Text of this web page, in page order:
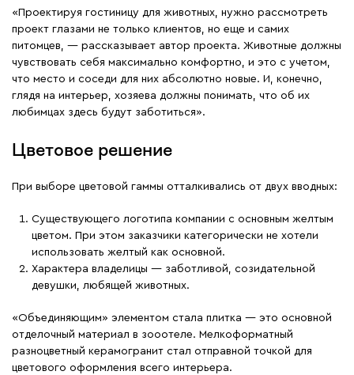
«Проектируя гостиницу для животных, нужно рассмотреть
проект глазами не только клиентов, но еще и самих
питомцев, — рассказывает автор проекта. Животные должны
чувствовать себя максимально комфортно, и это с учетом,
что место и соседи для них абсолютно новые. И, конечно,
глядя на интерьер, хозяева должны понимать, что об их
любимцах здесь будут заботиться».
Цветовое решение
При выборе цветовой гаммы отталкивались от двух вводных:
Существующего логотипа компании с основным желтым
цветом. При этом заказчики категорически не хотели
использовать желтый как основной.
Характера владелицы — заботливой, созидательной
девушки, любящей животных.
«Объединяющим» элементом стала плитка — это основной
отделочный материал в зооотеле. Мелкоформатный
разноцветный керамогранит стал отправной точкой для
цветового оформления всего интерьера.